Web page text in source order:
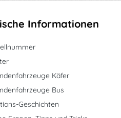
Informationen
Käfer
Bus
Geschichten